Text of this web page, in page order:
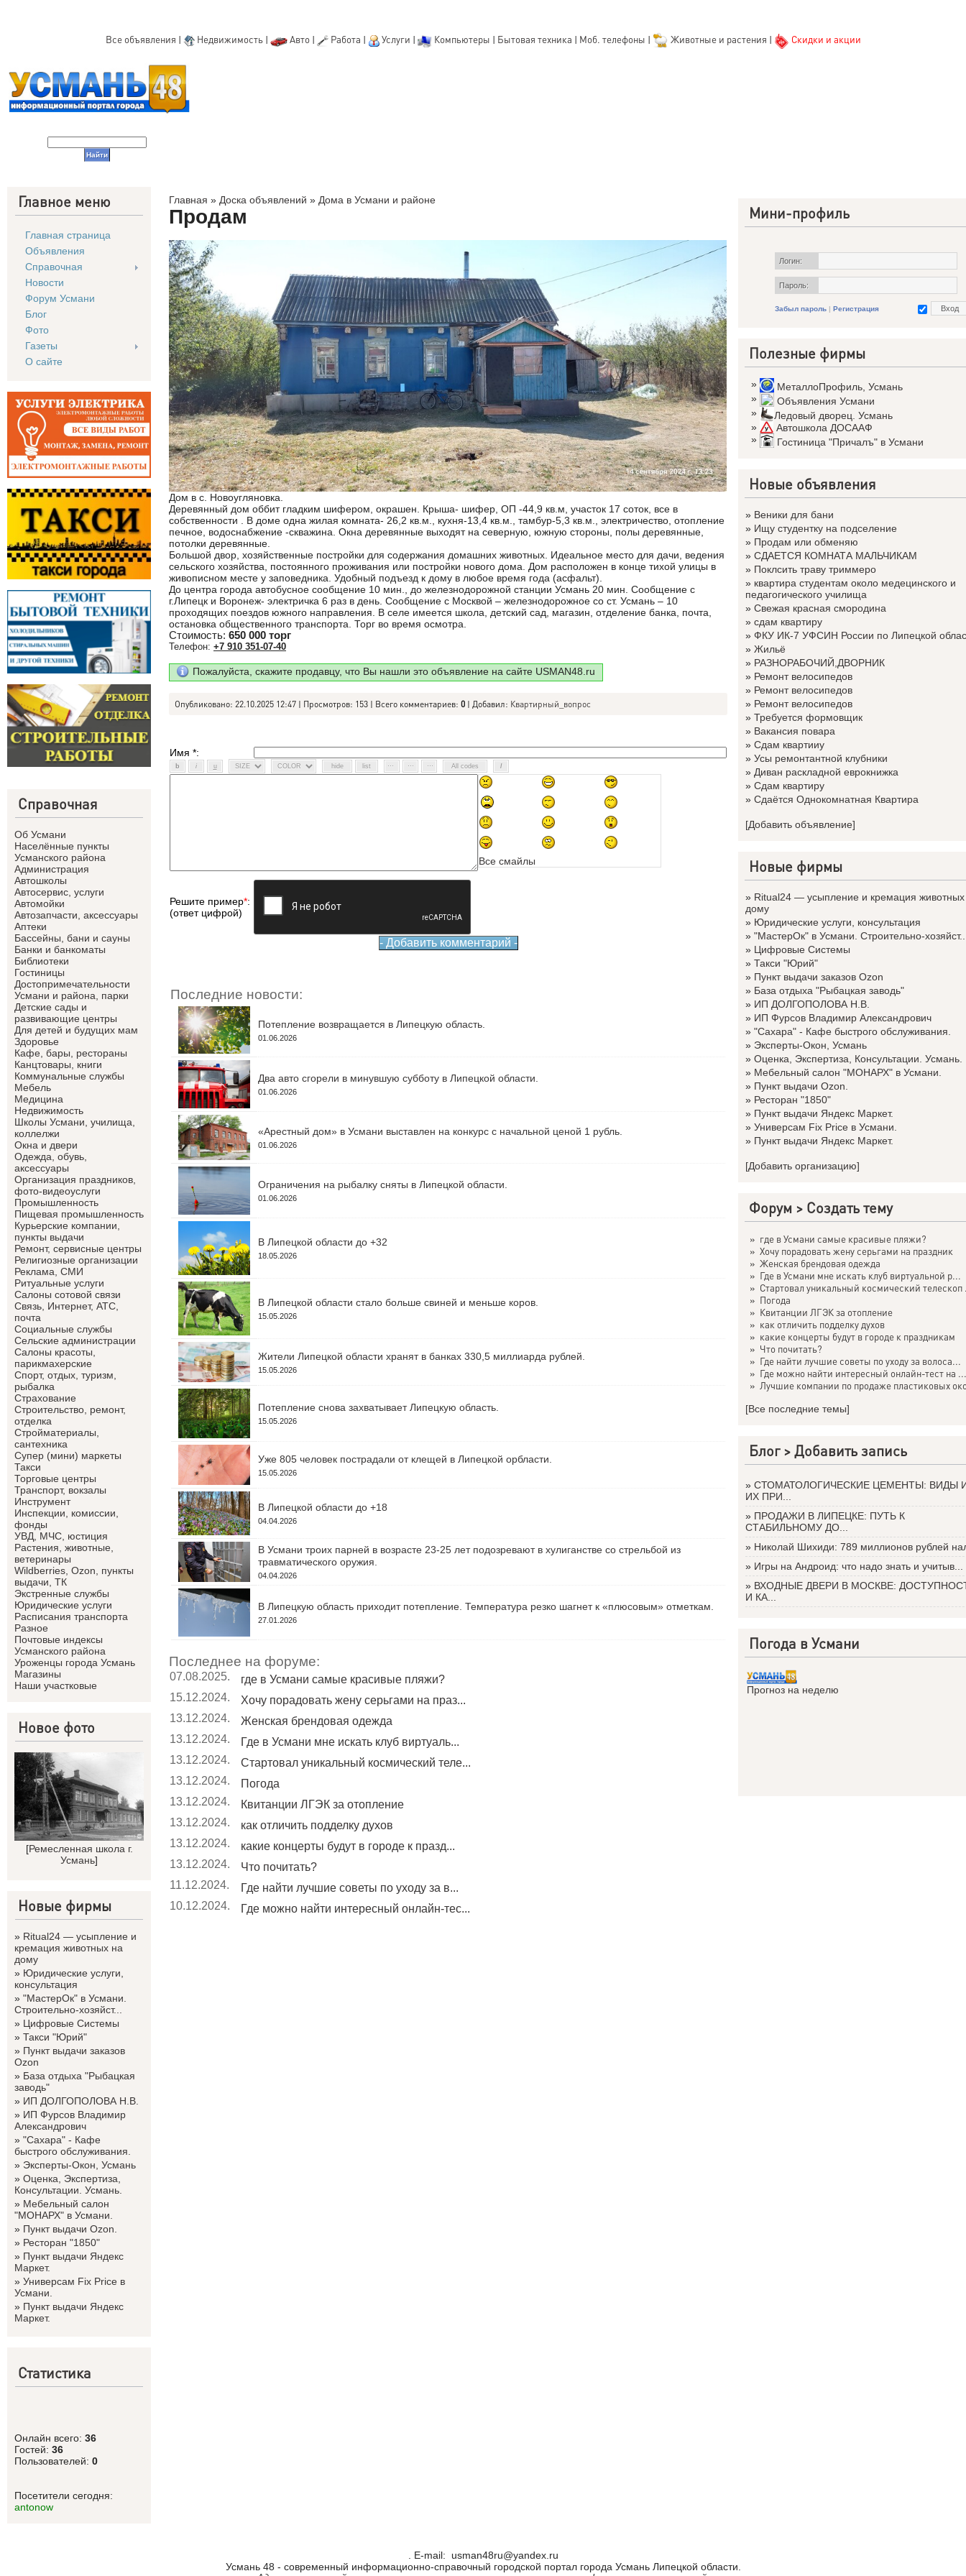
Все объявления | Недвижимость | Авто| Работа | Услуги | Компьютеры | Бытовая техника | Моб. телефоны | Животные и растения | Скидки и акции
Главное меню
Главная страница
Объявления
Справочная
Новости
Форум Усмани
Блог
Фото
Газеты
О сайте
Справочная
Об Усмани
Населённые пункты
Усманского района
Администрация
Автошколы
Автосервис, услуги
Автомойки
Автозапчасти, аксессуары
Аптеки
Бассейны, бани и сауны
Банки и банкоматы
Библиотеки
Гостиницы
Достопримечательности
Усмани и района, парки
Детские сады и
развивающие центры
Для детей и будущих мам
Здоровье
Кафе, бары, рестораны
Канцтовары, книги
Коммунальные службы
Мебель
Медицина
Недвижимость
Школы Усмани, училища,
коллелжи
Окна и двери
Одежда, обувь,
аксессуары
Организация праздников,
фото-видеоуслуги
Промышленность
Пищевая промышленность
Курьерские компании,
пункты выдачи
Ремонт, сервисные центры
Религиозные организации
Реклама, СМИ
Ритуальные услуги
Салоны сотовой связи
Связь, Интернет, АТС,
почта
Социальные службы
Сельские администрации
Салоны красоты,
парикмахерские
Спорт, отдых, туризм,
рыбалка
Страхование
Строительство, ремонт,
отделка
Cтройматериалы,
сантехника
Супер (мини) маркеты
Такси
Торговые центры
Транспорт, вокзалы
Инструмент
Инспекции, комиссии,
фонды
УВД, МЧС, юстиция
Растения, животные,
ветеринары
Wildberries, Ozon, пункты
выдачи, ТК
Экстренные службы
Юридические услуги
Расписания транспорта
Разное
Почтовые индексы
Усманского района
Уроженцы города Усмань
Магазины
Наши участковые
Новое фото
[Ремесленная школа г.
Усмань]
Новые фирмы
» Ritual24 — усыпление и
кремация животных на
дому
» Юридические услуги,
консультация
» "МастерОк" в Усмани.
Строительно-хозяйст...
» Цифровые Системы
» Такси "Юрий"
» Пункт выдачи заказов
Ozon
» База отдыха "Рыбацкая
заводь"
» ИП ДОЛГОПОЛОВА Н.В.
» ИП Фурсов Владимир
Александрович
» "Сахара" - Кафе
быстрого обслуживания.
» Эксперты-Окон, Усмань
» Оценка, Экспертиза,
Консультации. Усмань.
» Мебельный салон
"МОНАРХ" в Усмани.
» Пункт выдачи Ozon.
» Ресторан "1850"
» Пункт выдачи Яндекс
Маркет.
» Универсам Fix Price в
Усмани.
» Пункт выдачи Яндекс
Маркет.
Статистика
Онлайн всего: 36
Гостей: 36
Пользователей: 0
Посетители сегодня:
antonow
Главная » Доска объявлений » Дома в Усмани и районе
Продам
Дом в с. Новоугляновка.
Деревянный дом оббит гладким шифером, окрашен. Крыша- шифер, ОП -44,9 кв.м, участок 17 соток, все в
собственности . В доме одна жилая комната- 26,2 кв.м., кухня-13,4 кв.м., тамбур-5,3 кв.м., электричество, отопление
печное, водоснабжение -скважина. Окна деревянные выходят на северную, южную стороны, полы деревянные,
потолки деревянные.
Большой двор, хозяйственные постройки для содержания домашних животных. Идеальное место для дачи, ведения
сельского хозяйства, постоянного проживания или постройки нового дома. Дом расположен в конце тихой улицы в
живописном месте у заповедника. Удобный подъезд к дому в любое время года (асфальт).
До центра города автобусное сообщение 10 мин., до железнодорожной станции Усмань 20 мин. Сообщение с
г.Липецк и Воронеж- электричка 6 раз в день. Сообщение с Москвой – железнодорожное со ст. Усмань – 10
проходящих поездов южного направления. В селе имеется школа, детский сад, магазин, отделение банка, почта,
остановка общественного транспорта. Торг во время осмотра.
Стоимость: 650 000 торг
Телефон: +7 910 351-07-40
Пожалуйста, скажите продавцу, что Вы нашли это объявление на сайте USMAN48.ru
Опубликовано: 22.10.2025 12:47 | Просмотров: 153 | Всего комментариев: 0 | Добавил: Квартирный_вопрос
Имя *:
Все смайлы
Решите пример*:
(ответ цифрой)
Последние новости:
Потепление возвращается в Липецкую область.
01.06.2026
Два авто сгорели в минувшую субботу в Липецкой области.
01.06.2026
«Арестный дом» в Усмани выставлен на конкурс с начальной ценой 1 рубль.
01.06.2026
Ограничения на рыбалку сняты в Липецкой области.
01.06.2026
В Липецкой области до +32
18.05.2026
В Липецкой области стало больше свиней и меньше коров.
15.05.2026
Жители Липецкой области хранят в банках 330,5 миллиарда рублей.
15.05.2026
Потепление снова захватывает Липецкую область.
15.05.2026
Уже 805 человек пострадали от клещей в Липецкой орбласти.
15.05.2026
В Липецкой области до +18
04.04.2026
В Усмани троих парней в возрасте 23-25 лет подозревают в хулиганстве со стрельбой из
травматического оружия.
04.04.2026
В Липецкую область приходит потепление. Температура резко шагнет к «плюсовым» отметкам.
27.01.2026
Последнее на форуме:
07.08.2025.
где в Усмани самые красивые пляжи?
15.12.2024.
Хочу порадовать жену серьгами на праз...
13.12.2024.
Женская брендовая одежда
13.12.2024.
Где в Усмани мне искать клуб виртуаль...
13.12.2024.
Стартовал уникальный космический теле...
13.12.2024.
Погода
13.12.2024.
Квитанции ЛГЭК за отопление
13.12.2024.
как отличить подделку духов
13.12.2024.
какие концерты будут в городе к празд...
13.12.2024.
Что почитать?
11.12.2024.
Где найти лучшие советы по уходу за в...
10.12.2024.
Где можно найти интересный онлайн-тес...
Мини-профиль
Логин:
Пароль:
Забыл пароль | Регистрация
Полезные фирмы
» МеталлоПрофиль Усмань
»
Объявления Усмани
»
Ледовый дворец. Усмань
»
Автошкола ДОСААФ
»
Гостиница "Причалъ" в Усмани
Новые объявления
» Веники для бани
» Ищу студентку на подселение
» Продам или обменяю
» СДАЕТСЯ КОМНАТА МАЛЬЧИКАМ
» Поклсить траву триммеро
» квартира студентам около медецинского и
педагогического училища
» Свежая красная смородина
» сдам квартиру
» ФКУ ИК-7 УФСИН России по Липецкой
» Жильё
» РАЗНОРАБОЧИЙ,ДВОРНИК
» Ремонт велосипедов
» Ремонт велосипедов
» Ремонт велосипедов
» Требуется формовщик
» Вакансия повара
» Сдам квартииу
» Усы ремонтантной клубники
» Диван раскладной еврокнижка
» Сдам квартиру
» Сдаётся Однокомнатная Квартира
[Добавить объявление]
Новые фирмы
» Ritual24 — усыпление и кремация
дому
» Юридические услуги, консультация
» "МастерОк" в Усмани. Строительно-
» Цифровые Системы
» Такси "Юрий"
» Пункт выдачи заказов Ozon
» База отдыха "Рыбацкая заводь"
» ИП ДОЛГОПОЛОВА Н.В.
» ИП Фурсов Владимир Александрович
» "Сахара" - Кафе быстрого обслуживания.
» Эксперты-Окон, Усмань
» Оценка, Экспертиза, Консультации. Усмань.
» Мебельный салон "МОНАРХ" в Усмани.
» Пункт выдачи Ozon.
» Ресторан "1850"
» Пункт выдачи Яндекс Маркет.
» Универсам Fix Price в Усмани.
» Пункт выдачи Яндекс Маркет.
[Добавить организацию]
Форум > Создать тему
» где в Усмани самые красивые пляжи?
» Хочу порадовать жену серьгами на праздник
» Женская брендовая одежда
» Где в Усмани мне искать клуб виртуальной р...
» Стартовал уникальный космический телескоп
» Погода
» Квитанции ЛГЭК за отопление
» как отличить подделку духов
» какие концерты будут в городе к праздникам
» Что почитать?
» Где найти лучшие советы по уходу за волоса...
» Где можно найти интересный онлайн-тест на ...
» Лучшие компании по продаже пластиковых
[Все последние темы]
Блог >Добавить запись
» СТОМАТОЛОГИЧЕСКИЕ ЦЕМЕНТЫ: ВИДЫ
ИХ ПРИ...
» ПРОДАЖИ В ЛИПЕЦКЕ: ПУТЬ К
СТАБИЛЬНОМУ ДО...
» Николай Шихиди: 789 миллионов рублей
» Игры на Андроид: что надо знать и учитыв...
» ВХОДНЫЕ ДВЕРИ В МОСКВЕ:
И КА...
Погода в Усмани
Прогноз на неделю
. Е-mail: usman48ru@yandex.ru
Усмань 48 - современный информационно-справочный городской портал города Усмань Липецкой области.